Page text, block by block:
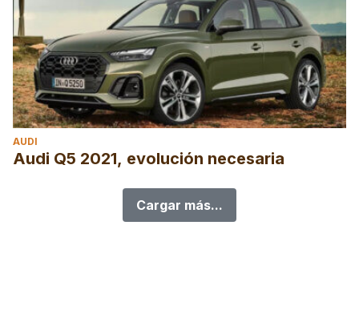
AUDI
Audi Q5 2021, evolución necesaria
Cargar más...